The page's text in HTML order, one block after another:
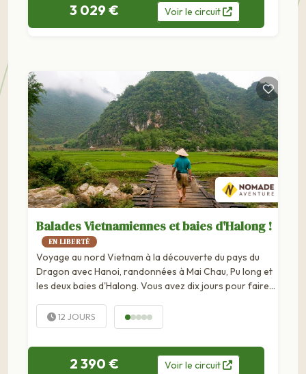
3 029 € Voirle circuit
Balades Vietnamiennes et baies d'Halong !
EN LIBERTÉ
Voyage au nord Vietnam à la découverte du pays du
Dragon avec Hanoi, randonnées à Mai Chau, Pu long et
les deux baies d'Halong. Vous avez dix jours pour faire
que ça se passe. Prenez vos envies de découverte, de...
12 JOURS
2 390 € Voirle circuit